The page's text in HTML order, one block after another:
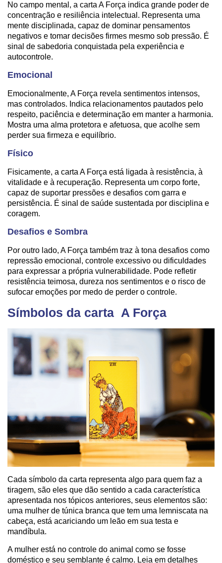
No campo mental, a carta A Força indica grande poder de
concentração e resiliência intelectual. Representa uma
mente disciplinada, capaz de dominar pensamentos
negativos e tomar decisões firmes mesmo sob pressão. É
sinal de sabedoria conquistada pela experiência e
autocontrole.
Emocional
Emocionalmente, A Força revela sentimentos intensos,
mas controlados. Indica relacionamentos pautados pelo
respeito, paciência e determinação em manter a harmonia.
Mostra uma alma protetora e afetuosa, que acolhe sem
perder sua firmeza e equilíbrio.
Físico
Fisicamente, a carta A Força está ligada à resistência, à
vitalidade e à recuperação. Representa um corpo forte,
capaz de suportar pressões e desafios com garra e
persistência. É sinal de saúde sustentada por disciplina e
coragem.
Desafios e Sombra
Por outro lado, A Força também traz à tona desafios como
repressão emocional, controle excessivo ou dificuldades
para expressar a própria vulnerabilidade. Pode refletir
resistência teimosa, dureza nos sentimentos e o risco de
sufocar emoções por medo de perder o controle.
Símbolos da carta A Força
Cada símbolo da carta representa algo para quem faz a
tiragem, são eles que dão sentido a cada característica
apresentada nos tópicos anteriores, seus elementos são:
uma mulher de túnica branca que tem uma lemniscata na
cabeça, está acariciando um leão em sua testa e
mandíbula.
A mulher está no controle do animal como se fosse
doméstico e seu semblante é calmo. Leia em detalhes